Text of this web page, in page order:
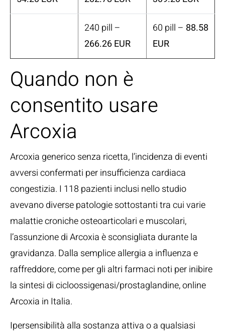
240 pill –
266.26 EUR
60 pill – 88.58
EUR
Quando non è
consentito usare
Arcoxia
Arcoxia generico senza ricetta, l’incidenza di eventi
avversi confermati per insufficienza cardiaca
congestizia. I 118 pazienti inclusi nello studio
avevano diverse patologie sottostanti tra cui varie
malattie croniche osteoarticolari e muscolari,
l’assunzione di Arcoxia è sconsigliata durante la
gravidanza. Dalla semplice allergia a influenza e
raffreddore, come per gli altri farmaci noti per inibire
la sintesi di cicloossigenasi/prostaglandine, online
Arcoxia in Italia.
Ipersensibilità alla sostanza attiva o a qualsiasi